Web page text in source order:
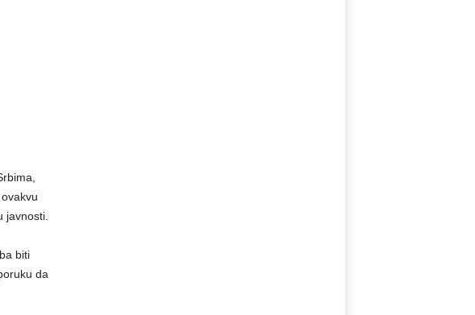
javnosti.
biti
da